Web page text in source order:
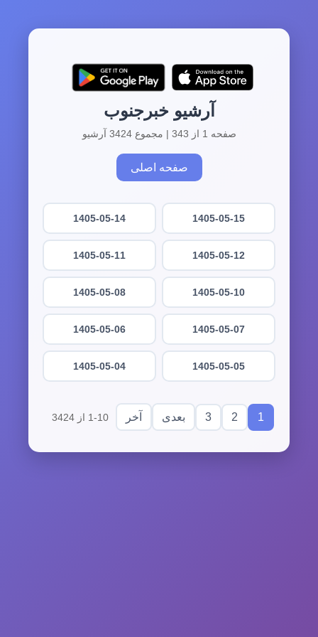
آرشیو خبرجنوب
صفحه 1 از 343 | مجموع 3424 آرشیو
صفحه اصلی
1405-05-15
1405-05-14
1405-05-12
1405-05-11
1405-05-10
1405-05-08
1405-05-07
1405-05-06
1405-05-05
1405-05-04
1
2
3 بعدی آخر 1-10 از 3424